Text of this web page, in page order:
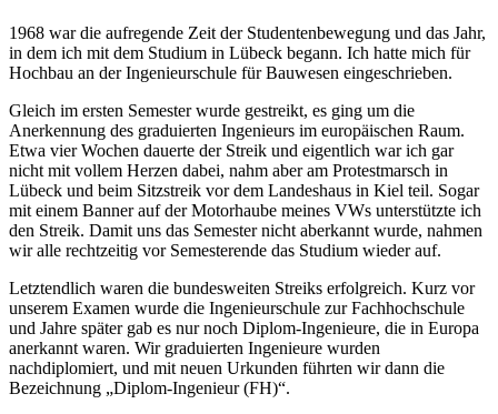
1968 war die aufregende Zeit der Studentenbewegung und das Jahr,
in dem ich mit dem Studium in Lübeck begann. Ich hatte mich für
Hochbau an der Ingenieurschule für Bauwesen eingeschrieben.
Gleich im ersten Semester wurde gestreikt, es ging um die
Anerkennung des graduierten Ingenieurs im europäischen Raum.
Etwa vier Wochen dauerte der Streik und eigentlich war ich gar
nicht mit vollem Herzen dabei, nahm aber am Protestmarsch in
Lübeck und beim Sitzstreik vor dem Landeshaus in Kiel teil. Sogar
mit einem Banner auf der Motorhaube meines VWs unterstützte ich
den Streik. Damit uns das Semester nicht aberkannt wurde, nahmen
wir alle rechtzeitig vor Semesterende das Studium wieder auf.
Letztendlich waren die bundesweiten Streiks erfolgreich. Kurz vor
unserem Examen wurde die Ingenieurschule zur Fachhochschule
und Jahre später gab es nur noch Diplom-Ingenieure, die in Europa
anerkannt waren. Wir graduierten Ingenieure wurden
nachdiplomiert, und mit neuen Urkunden führten wir dann die
Bezeichnung
Diplom-Ingenieur (FH) .